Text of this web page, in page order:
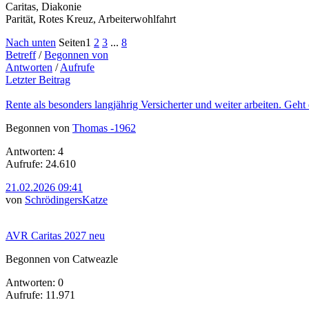
Caritas, Diakonie
Parität, Rotes Kreuz, Arbeiterwohlfahrt
Nach unten Seiten1 2 3 ... 8
Betreff/Begonnen von
Antworten /Aufrufe
Letzter Beitrag
Rente als besonders langjährig Versicherter und weiter arbeiten. Geht
Begonnen von Thomas -1962
Antworten: 4
Aufrufe: 24.610
21.02.2026 09:41
von SchrödingersKatze
AVR Caritas 2027 neu
Begonnen von Catweazle
Antworten: 0
Aufrufe: 11.971